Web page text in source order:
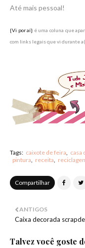
Até mais pessoal!
{Vi por aí} é uma coluna que
com links legais que vi durante
Tags: caixote de feira casa
pintura
receita
Compartilhar
ANTIGOS
Caixa decorada
Talvez você goste